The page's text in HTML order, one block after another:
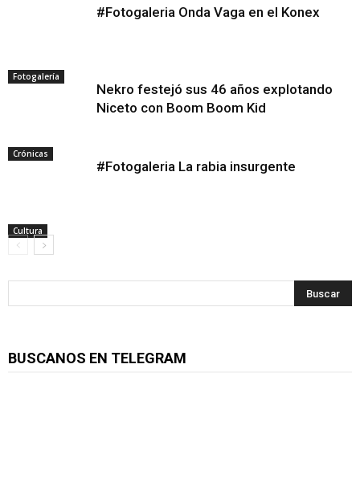
Fotogalería
#Fotogaleria Onda Vaga en el Konex
Crónicas
Nekro festejó sus 46 años explotando
Niceto con Boom Boom Kid
Cultura
#Fotogaleria La rabia insurgente
BUSCANOS EN TELEGRAM